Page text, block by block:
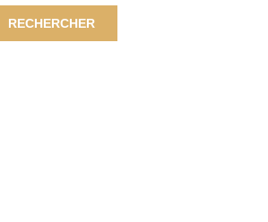
RECHERCHER